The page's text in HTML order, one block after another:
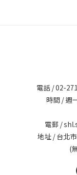
電話 /02-
時間 / 週
電郵 /
地址 / 台北
(